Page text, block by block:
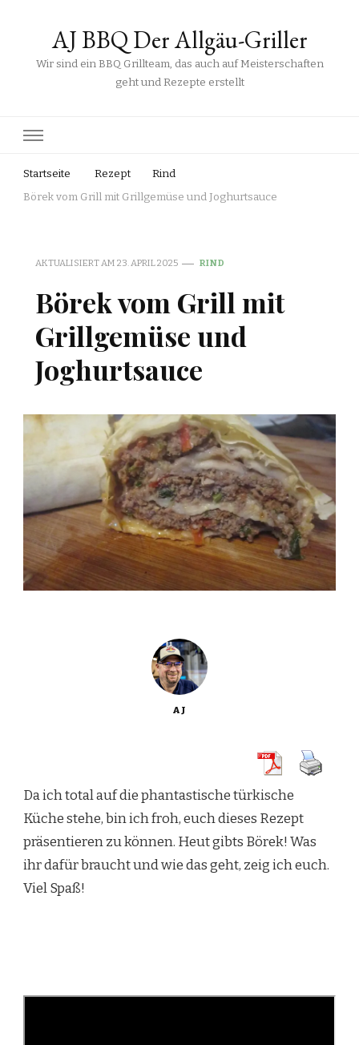
AJ BBQ Der Allgäu-Griller
Wir sind ein BBQ Grillteam, das auch auf Meisterschaften
geht und Rezepte erstellt
Startseite Rezept
Rind
Börek vom Grill mit Grillgemüse und Joghurtsauce
AKTUALISIERT AM 23. APRIL 2025 RIND
Börek vom Grill mit
Grillgemüse und
Joghurtsauce
AJ
Da ich total auf die phantastische türkische
Küche stehe, bin ich froh, euch dieses Rezept
präsentieren zu können. Heut gibts Börek! Was
ihr dafür braucht und wie das geht, zeig ich euch.
Viel Spaß!